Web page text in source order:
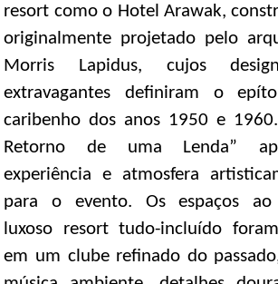
resort como o Hotel Arawak,
originalmente projetado pelo
Morris Lapidus, cujos
extravagantes definiram o
caribenho dos anos 1950 e
Retorno de uma Lenda”
experiência e atmosfera
para o evento. Os espaços
luxoso resort tudo-incluído
em um clube refinado do